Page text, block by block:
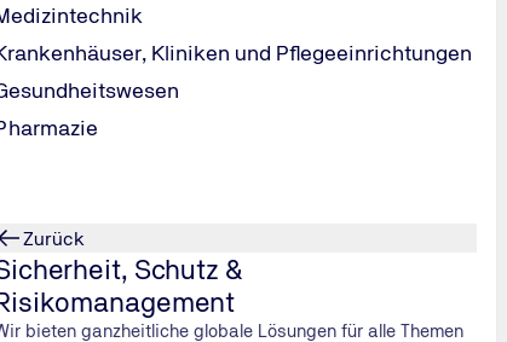
Kliniken und Pflegeeinrichtungen
Zurück
Schutz &
bieten ganzheitliche globale Lösungen für alle Themen
Informationen zum Römisch Germanischen Museum
Claudius Therme
Hotels in Köln
Hotel Ibis Köln City Messe/Arena**
Radisson BLU**** Messe
Anfahrt mit öffentlichen Verkehrsmitteln
Anreise per Bahn